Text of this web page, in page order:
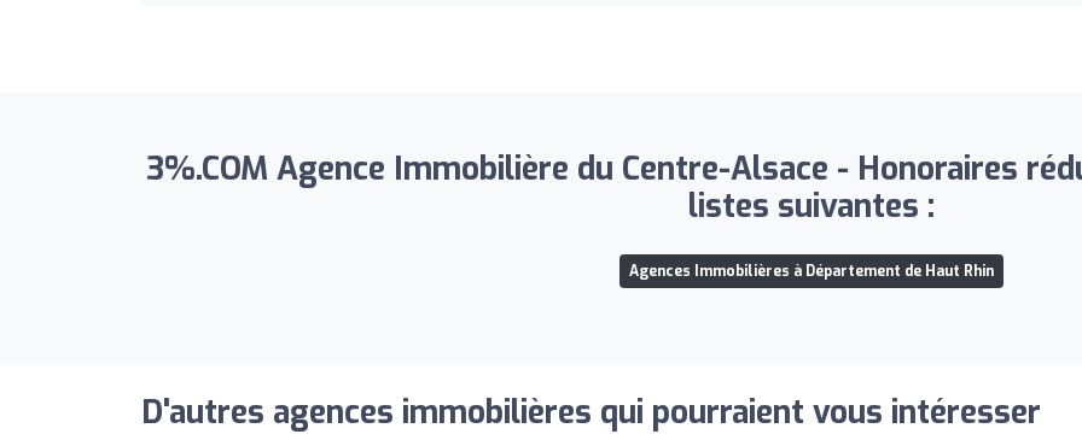
3%.COM Agence Immobilière du Centre-Alsace - Honoraires
listes suivantes :
Agences Immobilières à Département de Haut Rhin
D'autres agences immobilières qui pourraient vous intéresser